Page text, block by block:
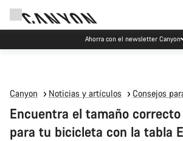
Eventos Canyon
Canyon Noticias y artículos Consejos
Encuentra el tamaño
para tu bicicleta con la tabla